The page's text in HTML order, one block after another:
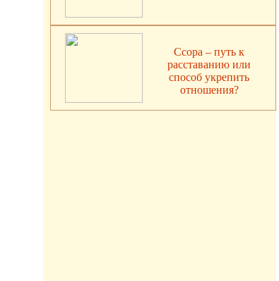
Ссора – путь к
расставанию или
способ укрепить
отношения?